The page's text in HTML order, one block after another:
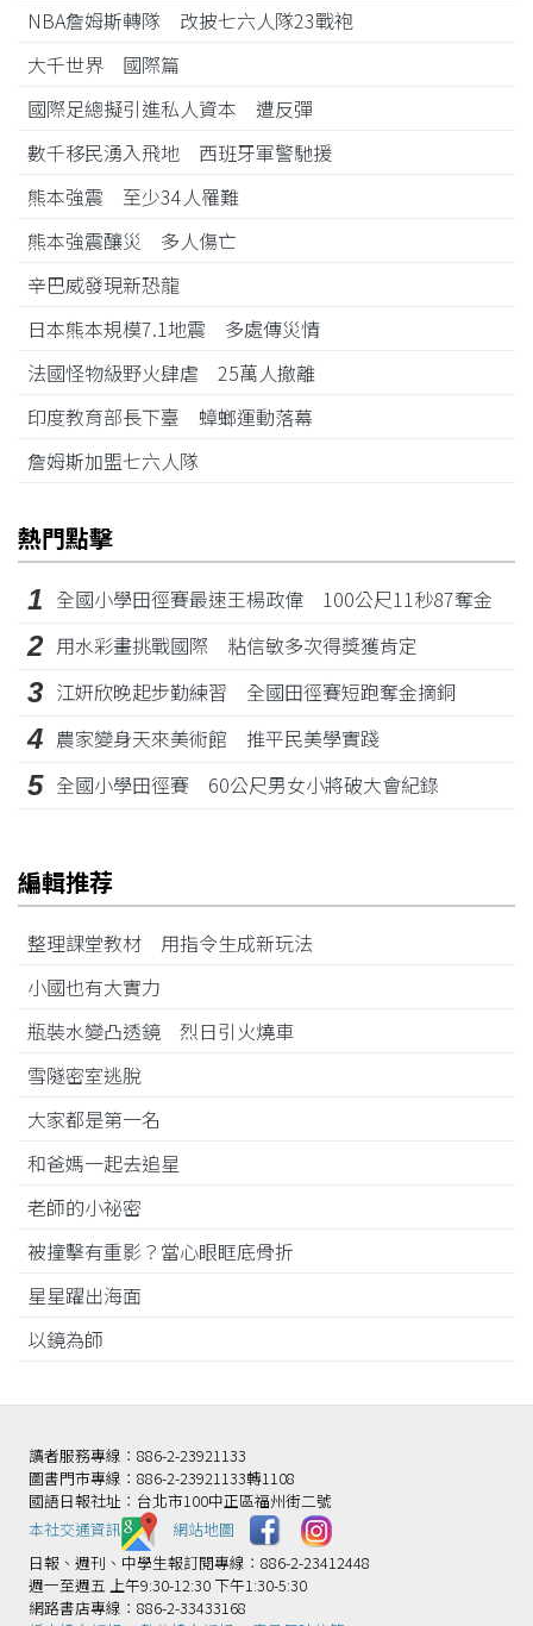
NBA詹姆斯轉隊 改披七六人隊23戰袍
大千世界 國際篇
國際足總擬引進私人資本 遭反彈
數千移民湧入飛地 西班牙軍警馳援
熊本強震 至少34人罹難
熊本強震釀災 多人傷亡
辛巴威發現新恐龍
日本熊本規模7.1地震 多處傳災情
法國怪物級野火肆虐 25萬人撤離
印度教育部長下臺 蟑螂運動落幕
詹姆斯加盟七六人隊
熱門點擊
1 全國小學田徑賽最速王楊政偉 100公尺11秒87奪金
2 用水彩畫挑戰國際 粘信敏多次得獎獲肯定
3 江姸欣晚起步勤練習 全國田徑賽短跑奪金摘銅
4 農家變身天來美術館 推平民美學實踐
5 全國小學田徑賽 60公尺男女小將破大會紀錄
編輯推荐
整理課堂教材 用指令生成新玩法
小國也有大實力
瓶裝水變凸透鏡 烈日引火燒車
雪隧密室逃脫
大家都是第一名
和爸媽一起去追星
老師的小祕密
被撞擊有重影？當心眼眶底骨折
星星躍出海面
以鏡為師
讀者服務專線：886-2-23921133
圖書門市專線：886-2-23921133轉1108
國語日報社址：台北市100中正區福州街二號
本社交通資訊️
網站地圖
日報、週刊、中學生報訂閱專線：886-2-23412448
週一至週五 上午9:30-12:30 下午1:30-5:30
網路書店專線：886-2-33433168